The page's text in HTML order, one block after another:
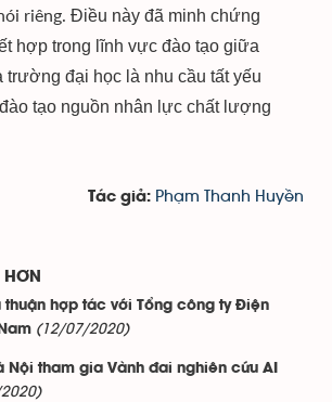
riêng. Điều này đã minh chứng
hợp trong lĩnh vực đào tạo giữa
trường đại học là nhu cầu tất yếu
tạo nguồn nhân lực chất lượng
Tác giả: Phạm Thanh Huyền
HƠN
thuận hợp tác với Tổng công ty Điện
(12/07/2020)
Nội tham gia Vành đai nghiên cứu AI